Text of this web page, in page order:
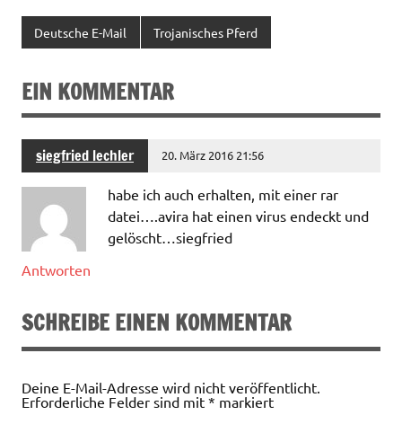
Deutsche E-Mail Trojanisches Pferd
EIN KOMMENTAR
siegfried lechler 20. März 2016 21:56
habe ich auch erhalten, mit einer rar
datei….avira hat einen virus endeckt und
gelöscht…siegfried
Antworten
SCHREIBE EINEN KOMMENTAR
Deine E-Mail-Adresse wird nicht veröffentlicht.
Erforderliche Felder sind mit * markiert